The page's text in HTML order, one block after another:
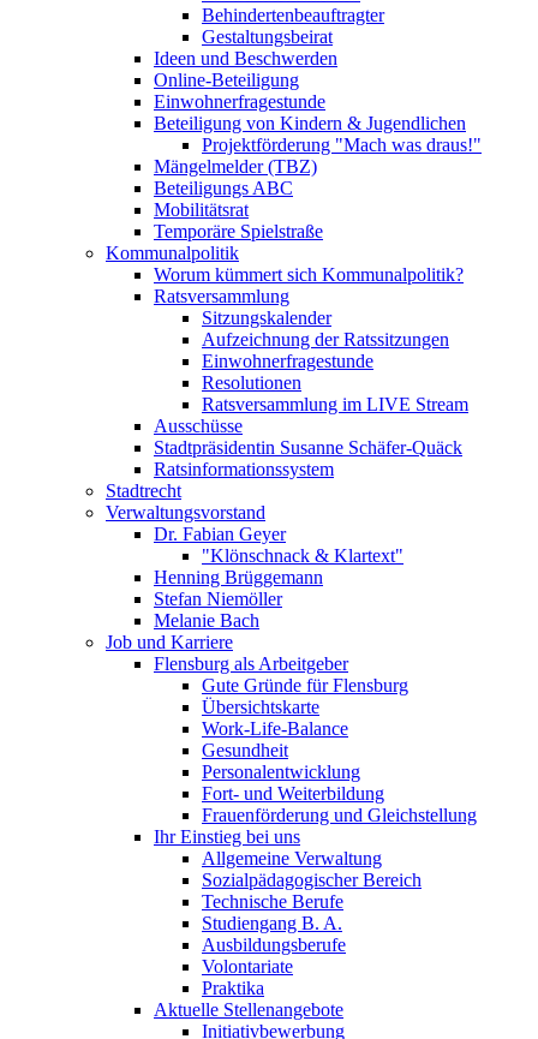
Behindertenbeauftragter
Gestaltungsbeirat
Ideen und Beschwerden
Online-Beteiligung
Einwohnerfragestunde
Beteiligung von Kindern & Jugendlichen
Projektförderung "Mach was draus!"
Mängelmelder (TBZ)
Beteiligungs ABC
Mobilitätsrat
Temporäre Spielstraße
Kommunalpolitik
Worum kümmert sich Kommunalpolitik?
Ratsversammlung
Sitzungskalender
Aufzeichnung der Ratssitzungen
Einwohnerfragestunde
Resolutionen
Ratsversammlung im LIVE Stream
Ausschüsse
Stadtpräsidentin Susanne Schäfer-Quäck
Ratsinformationssystem
Stadtrecht
Verwaltungsvorstand
Dr. Fabian Geyer
"Klönschnack & Klartext"
Henning Brüggemann
Stefan Niemöller
Melanie Bach
Job und Karriere
Flensburg als Arbeitgeber
Gute Gründe für Flensburg
Übersichtskarte
Work-Life-Balance
Gesundheit
Personalentwicklung
Fort- und Weiterbildung
Frauenförderung und Gleichstellung
Ihr Einstieg bei uns
Allgemeine Verwaltung
Sozialpädagogischer Bereich
Technische Berufe
Studiengang B. A.
Ausbildungsberufe
Volontariate
Praktika
Aktuelle Stellenangebote
Initiativbewerbung